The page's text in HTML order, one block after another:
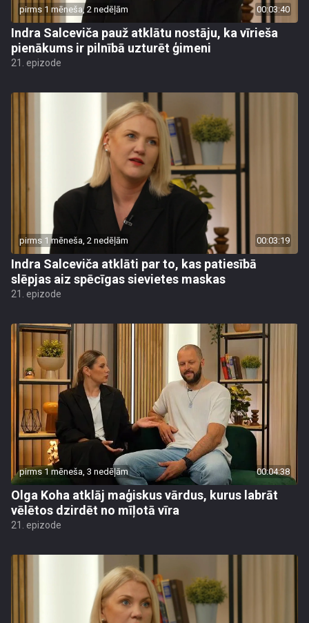
pirms 1 mēneša, 2 nedēļām 00:03:40
Indra Salceviča pauž atklātu nostāju, ka vīrieša
pienākums ir pilnībā uzturēt ģimeni
21. epizode
pirms 1 mēneša, 2 nedēļām 00:03:19
Indra Salceviča atklāti par to, kas patiesībā
slēpjas aiz spēcīgas sievietes maskas
21. epizode
pirms 1 mēneša, 3 nedēļām 00:04:38
Olga Koha atklāj maģiskus vārdus, kurus labrāt
vēlētos dzirdēt no mīļotā vīra
21. epizode